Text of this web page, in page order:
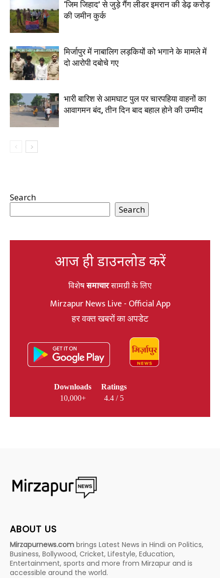
‘जिम जिहाद’ से जुड़े गैंग लीडर इमरान की डेढ़ करोड़
की जमीन कुर्क
मिर्जापुर में नाबालिग लड़कियों को भगाने के मामले में
दो आरोपी दबोचे गए
भारी बारिश से आमघाट पुल पर चारपहिया वाहनों का
आवागमन बंद, तीन दिन बाद बहाल होने की उम्मीद
Search
Search
आज ही डाउनलोड करें
विशेषसमाचारसामग्री के लिए
Mirzapur News Live - Official App
हर वक्त खबरों का अपडेट
Downloads
10,000+
Ratings
4.4 / 5
ABOUT US
Mirzapurnews.com brings Latest News in Hindi on Politics,
Business, Bollywood, Cricket, Lifestyle, Education,
Entertainment, sports and more from Mirzapur and is
accessible around the world.